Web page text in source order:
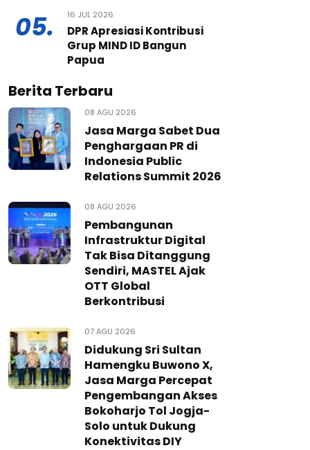
05. 16 JUL 2026
DPR Apresiasi Kontribusi
Grup MIND ID Bangun
Papua
Berita Terbaru
08 AGU 2026
Jasa Marga Sabet Dua
Penghargaan PR di
Indonesia Public
Relations Summit 2026
08 AGU 2026
Pembangunan
Infrastruktur Digital
Tak Bisa Ditanggung
Sendiri, MASTEL Ajak
OTT Global
Berkontribusi
07 AGU 2026
Didukung Sri Sultan
Hamengku Buwono X,
Jasa Marga Percepat
Pengembangan Akses
Bokoharjo Tol Jogja-
Solo untuk Dukung
Konektivitas DIY